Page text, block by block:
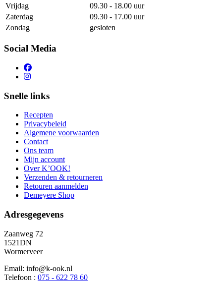
Vrijdag
09.30 - 18.00 uur
Zaterdag
09.30 - 17.00 uur
Zondag
gesloten
Social Media
Snelle links
Recepten
Privacybeleid
Algemene voorwaarden
Contact
Ons team
Mijn account
Over K’OOK!
Verzenden & retourneren
Retouren aanmelden
Demeyere Shop
Adresgegevens
Zaanweg 72
1521DN
Wormerveer
Email: info@k-ook.nl
Telefoon : 075 - 622 78 60